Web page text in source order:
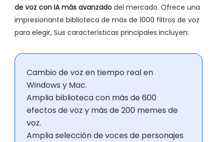
de voz con IA más avanzado del mercado. Ofrece una
impresionante biblioteca de más de 1000 filtros de voz
para elegir, Sus características principales incluyen:
Cambio de voz en tiempo real en
Windows y Mac.
Amplia biblioteca con más de 600
efectos de voz y más de 200 memes de
voz.
Amplia selección de voces de personajes